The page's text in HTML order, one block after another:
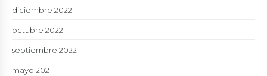
diciembre 2022
octubre 2022
septiembre 2022
mayo 2021